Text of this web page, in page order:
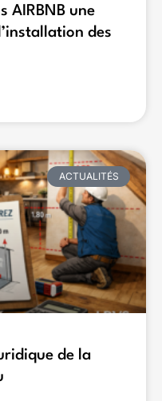
AIRBNB une
des
ACTUALITÉS
de la